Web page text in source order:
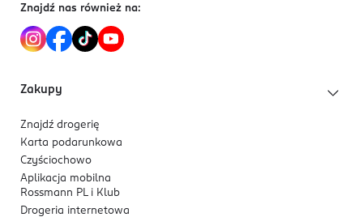
Znajdź nas również na:
Zakupy
Znajdź drogerię
Karta podarunkowa
Czyściochowo
Aplikacja mobilna
Rossmann PL i Klub
Drogeria internetowa